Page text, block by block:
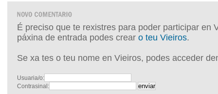
É preciso que te rexistres para poder participar en
páxina de entrada podes crear o teu Vieiros.
Se xa tes o teu nome en Vieiros, podes acceder
Usuaria/o:
Contrasinal: